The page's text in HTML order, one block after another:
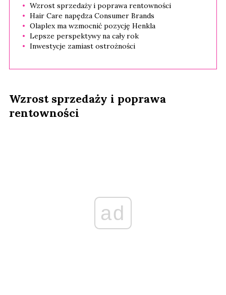
Wzrost sprzedaży i poprawa rentowności
Hair Care napędza Consumer Brands
Olaplex ma wzmocnić pozycję Henkla
Lepsze perspektywy na cały rok
Inwestycje zamiast ostrożności
Wzrost sprzedaży i poprawa
rentowności
ad